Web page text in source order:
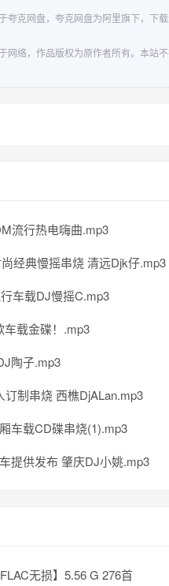
克网盘，夸克网盘为阿里旗下，下
络，作品版权为原作者所有。本站
流行热电嗨曲.mp3
经典慢摇串烧 清远Djk仔.mp3
车载DJ慢摇C.mp3
载金碟！.mp3
陶子.mp3
制串烧 西樵DjALan.mp3
车载CD碟串烧(1).mp3
提供发布 肇庆DJ小姚.mp3
无损】5.56 G 276首